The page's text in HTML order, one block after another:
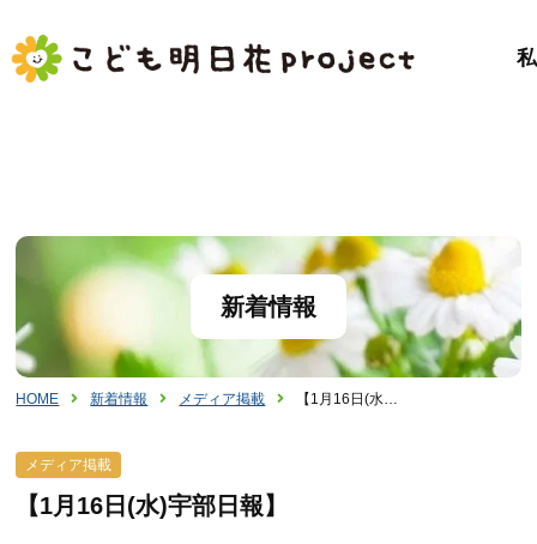
新着情報
HOME 新着情報 メディア掲載 【1月16日(水…
メディア掲載
【1月16日(水)宇部日報】